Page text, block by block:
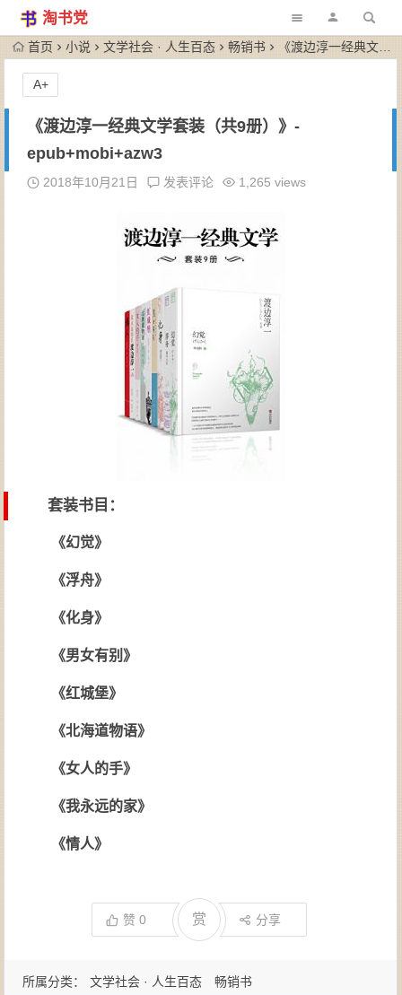
淘书党
首页 小说 文学社会 · 人生百态 畅销书 《渡边淳一经典文学套装（共9册）》-epub+mobi+azw3
《渡边淳一经典文学套装（共9册）》-
epub+mobi+azw3
2018年10月21日 发表评论 1,265 views
套装书目：
《幻觉》
《浮舟》
《化身》
《男女有别》
《红城堡》
《北海道物语》
《女人的手》
《我永远的家》
《情人》
赞0 赏 分享
A+
所属分类： 文学社会 · 人生百态 畅销书